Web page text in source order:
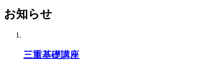
お知らせ
三重基礎講座